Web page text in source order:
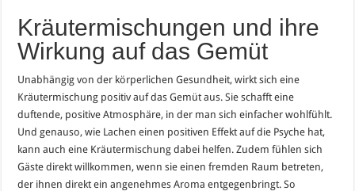
Kräutermischungen und ihre
Wirkung auf das Gemüt
Unabhängig von der körperlichen Gesundheit, wirkt sich eine
Kräutermischung positiv auf das Gemüt aus. Sie schafft eine
duftende, positive Atmosphäre, in der man sich einfacher wohlfühlt.
Und genauso, wie Lachen einen positiven Effekt auf die Psyche hat,
kann auch eine Kräutermischung dabei helfen. Zudem fühlen sich
Gäste direkt willkommen, wenn sie einen fremden Raum betreten,
der ihnen direkt ein angenehmes Aroma entgegenbringt. So